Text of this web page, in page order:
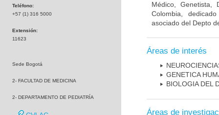
Teléfono:
+57 (1) 316 5000
Extensión:
11623
Sede Bogotá
2- FACULTAD DE MEDICINA
2- DEPARTAMENTO DE PEDIATRÍA
Médico, Genetista,
Colombia,
asociado del Depto
Áreas de interés
GENETICA
BIOLOGIA DEL
Áreas de